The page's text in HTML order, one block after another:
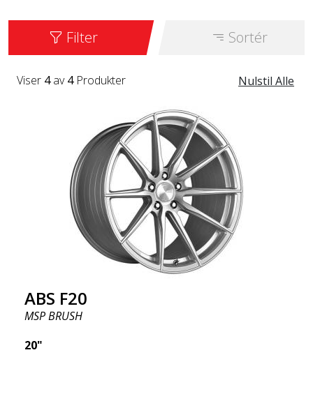
Filter Sortér
Nulstil Alle
Viser 4av4Produkter
ABS F20
MSP BRUSH
20"